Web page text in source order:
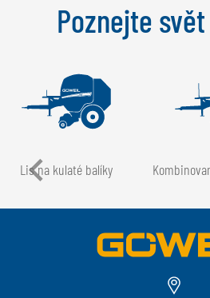
Poznejte
Lis na kulaté balíky